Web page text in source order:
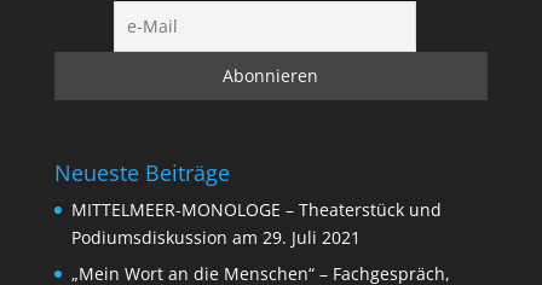
Neueste Beiträge
MITTELMEER-MONOLOGE – Theaterstück und
Podiumsdiskussion am 29. Juli 2021
„Mein Wort an die Menschen“ – Fachgespräch,